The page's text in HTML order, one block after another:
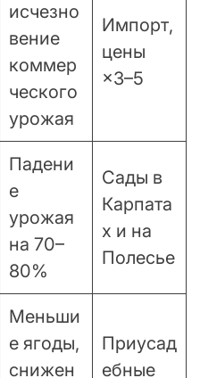
исчезно
вение
коммер
ческого
урожая
Импорт,
цены
×3–5
Падени
е
урожая
на 70–
80%
Сады в
Карпата
х и на
Полесье
Меньши
е ягоды,
снижен
Приусад
ебные